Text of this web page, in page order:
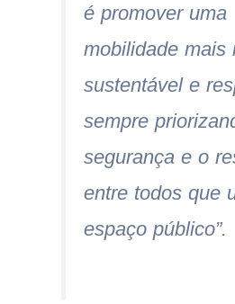
é promover uma
mobilidade mais
sustentável e
sempre
segurança e o
entre todos que
espaço público”.